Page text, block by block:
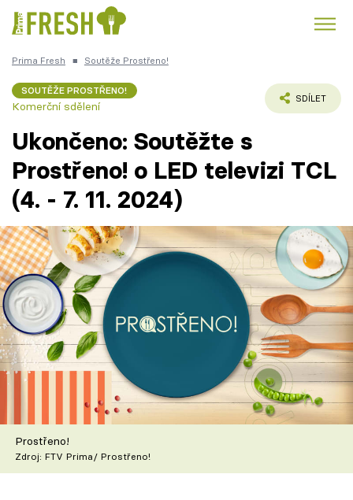
Česká kuchyně
Témata
Recepty
Články
TV Program
Škola vaření
Recepty z TV
Speciál: Cuketa
Prima Fresh ■ Soutěže Prostřeno!
SOUTĚŽE PROSTŘENO!
Komerční sdělení
SDÍLET
Ukončeno: Soutěžte s
Prostřeno! o LED televizi TCL
(4. - 7. 11. 2024)
Prostřeno!
Zdroj: FTV Prima/ Prostřeno!